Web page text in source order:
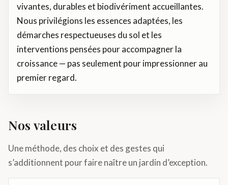
vivantes, durables et biodivériment accueillantes.
Nous privilégions les essences adaptées, les
démarches respectueuses du sol et les
interventions pensées pour accompagner la
croissance — pas seulement pour impressionner au
premier regard.
Nos valeurs
Une méthode, des choix et des gestes qui
s’additionnent pour faire naître un jardin d’exception.